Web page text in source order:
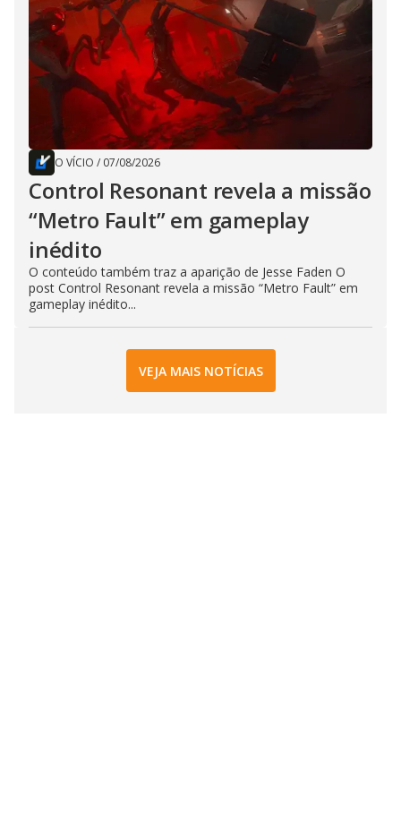
O VÍCIO / 07/08/2026
Control Resonant revela a missão
“Metro Fault” em gameplay
inédito
O conteúdo também traz a aparição de Jesse Faden O
post Control Resonant revela a missão “Metro Fault” em
gameplay inédito...
VEJA MAIS NOTÍCIAS